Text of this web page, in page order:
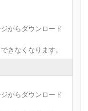
からダウンロード
きなくなります。
からダウンロード